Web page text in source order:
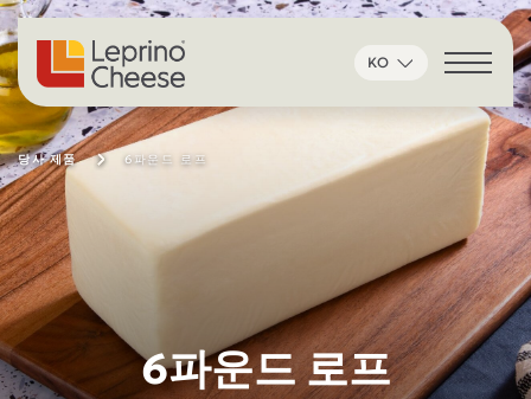
콘텐츠로 건너뛰기
KO
당사 제품 6파운드 로프
6파운드 로프